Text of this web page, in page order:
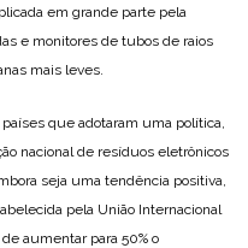
em grande parte pela
e monitores de tubos de raios
mais leves.
que adotaram uma política,
nacional de resíduos eletrônicos
seja uma tendência positiva,
pela União Internacional
aumentar para 50% o